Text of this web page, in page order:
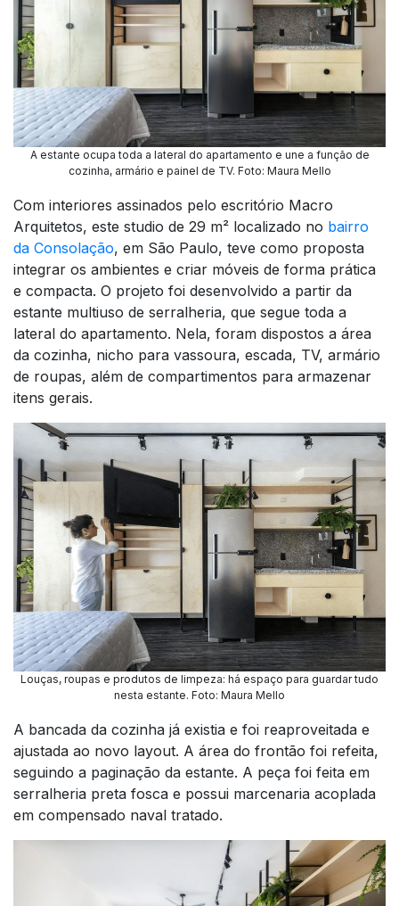
A estante ocupa toda a lateral do apartamento e une a função de
cozinha, armário e painel de TV. Foto: Maura Mello
Com interiores assinados pelo escritório Macro
Arquitetos, este studio de 29 m² localizado no bairro
da Consolação, em São Paulo, teve como proposta
integrar os ambientes e criar móveis de forma prática
e compacta. O projeto foi desenvolvido a partir da
estante multiuso de serralheria, que segue toda a
lateral do apartamento. Nela, foram dispostos a área
da cozinha, nicho para vassoura, escada, TV, armário
de roupas, além de compartimentos para armazenar
itens gerais.
Louças, roupas e produtos de limpeza: há espaço para guardar tudo
nesta estante. Foto: Maura Mello
A bancada da cozinha já existia e foi reaproveitada e
ajustada ao novo layout. A área do frontão foi refeita,
seguindo a paginação da estante. A peça foi feita em
serralheria preta fosca e possui marcenaria acoplada
em compensado naval tratado.